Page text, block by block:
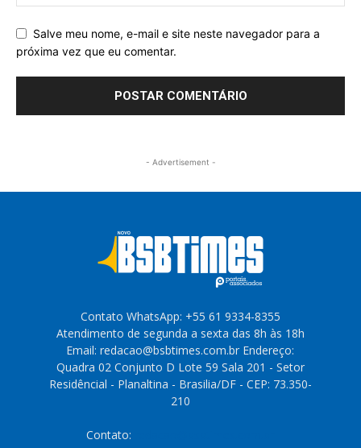
Salve meu nome, e-mail e site neste navegador para a
próxima vez que eu comentar.
- Advertisement -
Contato WhatsApp: +55 61 9334-8355
Atendimento de segunda a sexta das 8h às 18h
Email: redacao@bsbtimes.com.br Endereço:
Quadra 02 Conjunto D Lote 59 Sala 201 - Setor
Residêncial - Planaltina - Brasilia/DF - CEP: 73.350-
210
Contato: